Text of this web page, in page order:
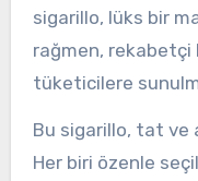
sigarillo, lüks bir
rağmen, rekabetçi
tüketicilere
Bu sigarillo, tat ve
Her biri özenle